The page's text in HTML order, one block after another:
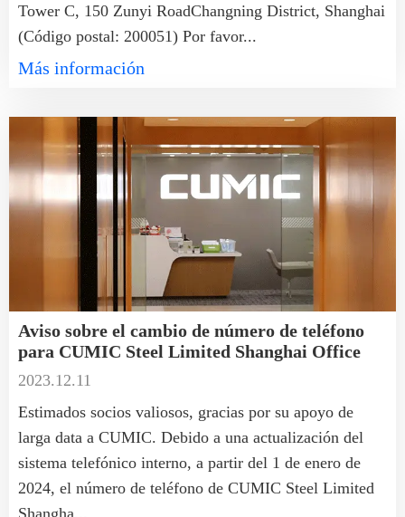
Tower C, 150 Zunyi RoadChangning District, Shanghai
(Código postal: 200051) Por favor...
Más información
Aviso sobre el cambio de número de teléfono
para CUMIC Steel Limited Shanghai Office
2023.12.11
Estimados socios valiosos, gracias por su apoyo de
larga data a CUMIC. Debido a una actualización del
sistema telefónico interno, a partir del 1 de enero de
2024, el número de teléfono de CUMIC Steel Limited